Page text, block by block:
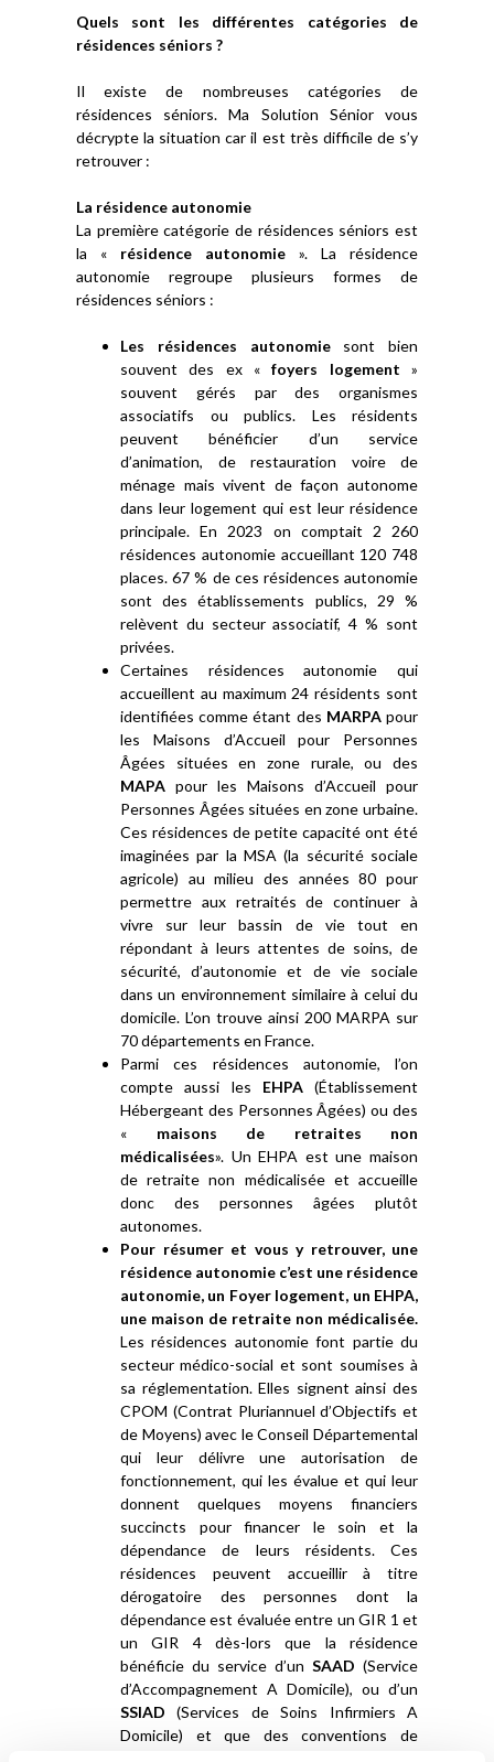
Quels sont les différentes catégories de
résidences séniors ?
Il existe de nombreuses catégories de
résidences séniors. Ma Solution Sénior vous
décrypte la situation car il est très difficile de s’y
retrouver :
La résidence autonomie
La première catégorie de résidences séniors est
la « résidence autonomie ». La résidence
autonomie regroupe plusieurs formes de
résidences séniors :
Les résidences autonomiesont bien
souvent des ex «foyers logement »
souvent gérés par des organismes
associatifs ou publics. Les résidents
peuvent bénéficier d’un service
d’animation, de restauration voire de
ménage mais vivent de façon autonome
dans leur logement qui est leur résidence
principale. En 2023 on comptait 2 260
résidences autonomie accueillant 120 748
places. 67 % de ces résidences autonomie
sont des établissements publics, 29 %
relèvent du secteur associatif, 4 % sont
privées.
Certaines résidences autonomie qui
accueillent au maximum 24 résidents sont
identifiées comme étant des MARPApour
les Maisons d’Accueil pour Personnes
Âgées situées en zone rurale, ou des
MAPA pour les Maisons d’Accueil pour
Personnes Âgées situées en zone urbaine.
Ces résidences de petite capacité ont été
imaginées par la MSA (la sécurité sociale
agricole) au milieu des années 80 pour
permettre aux retraités de continuer à
vivre sur leur bassin de vie tout en
répondant à leurs attentes de soins, de
sécurité, d’autonomie et de vie sociale
dans un environnement similaire à celui du
domicile. L’on trouve ainsi 200 MARPA sur
70 départements en France.
Parmi ces résidences autonomie, l’on
compte aussi les EHPA(Établissement
Hébergeant des Personnes Âgées) ou des
« maisons de retraites non
médicalisées». Un EHPA est une maison
de retraite non médicalisée et accueille
donc des personnes âgées plutôt
autonomes.
Pour résumer et vous y retrouver, une
résidence autonomie c’est une résidence
autonomie, un Foyer logement, un EHPA,
une maison de retraite non médicalisée.
Les résidences autonomie font partie du
secteur médico-social et sont soumises à
sa réglementation. Elles signent ainsi des
CPOM (Contrat Pluriannuel d’Objectifs et
de Moyens) avec le Conseil Départemental
qui leur délivre une autorisation de
fonctionnement, qui les évalue et qui leur
donnent quelques moyens financiers
succincts pour financer le soin et la
dépendance de leurs résidents. Ces
résidences peuvent accueillir à titre
dérogatoire des personnes dont la
dépendance est évaluée entre un GIR 1 et
un GIR 4 dès-lors que la résidence
bénéficie du service d’un SAAD (Service
d’Accompagnement A Domicile), ou d’un
SSIAD (Services de Soins Infirmiers A
Domicile) et que des conventions de